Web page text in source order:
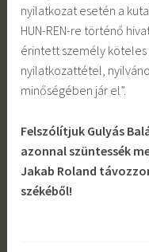
nyilatkozat esetén a
HUN-REN-re történő
érintett személy
nyilatkozattétel,
minőségében jár el”.
Felszólítjuk Gulyás
azonnal szüntessék
Jakab Roland
székéből!